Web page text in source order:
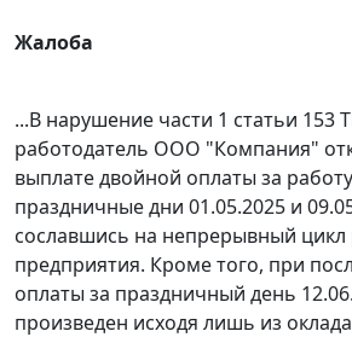
Жалоба
...В нарушение части 1 статьи 153
работодатель ООО "Компания"
выплате двойной оплаты за
праздничные дни 01.05.2025 и
сославшись на непрерывный цикл
предприятия. Кроме того, при
оплаты за праздничный день
произведен исходя лишь из